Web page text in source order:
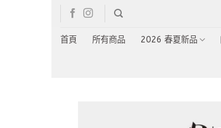
Skip
to
content
首頁 所有商品 2026 春夏新品